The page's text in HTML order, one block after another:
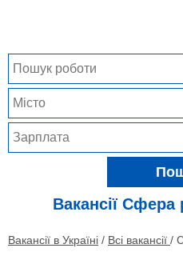
Вакансії Сфера
Вакансії в Україні / Всі вакансії /